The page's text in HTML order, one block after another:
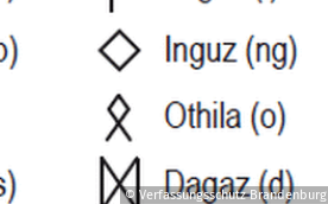
© Verfassungsschutz Brandenburg